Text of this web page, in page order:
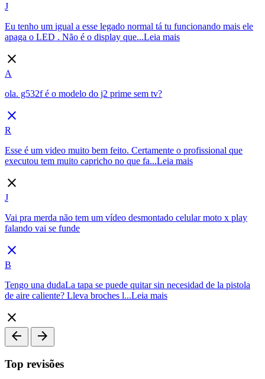
J
Eu tenho um igual a esse legado normal tá tu funcionando mais ele
apaga o LED . Não é o display que...Leia mais
close
A
ola. g532f é o modelo do j2 prime sem tv?
close
R
Esse é um video muito bem feito. Certamente o profissional que
executou tem muito capricho no que fa...Leia mais
close
J
Vai pra merda não tem um vídeo desmontado celular moto x play
falando vai se funde
close
B
Tengo una dudaLa tapa se puede quitar sin necesidad de la pistola
de aire caliente? Lleva broches l...Leia mais
close
arrow_back
arrow_forward
Top revisões